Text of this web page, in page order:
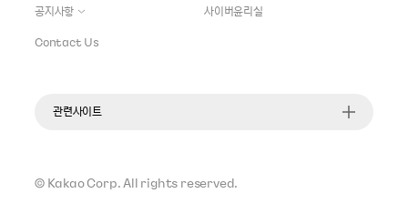
공지사항
사이버윤리실
Contact Us
관련사이트
© Kakao Corp.All rights reserved.